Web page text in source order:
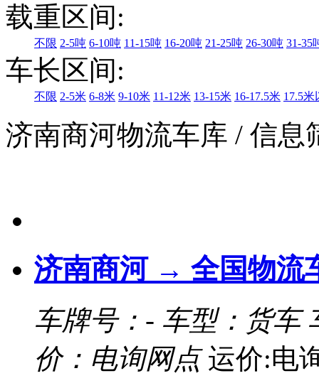
载重区间:
不限 2-5吨 6-10吨 11-15吨 16-20吨 21-25吨 26-30吨 31-35
车长区间:
不限 2-5米 6-8米 9-10米 11-12米 13-15米 16-17.5米 17.5米
济南商河物流车库 / 信息
济南商河 → 全国物流
车牌号：- 车型：货车
价：电询网点运价:电